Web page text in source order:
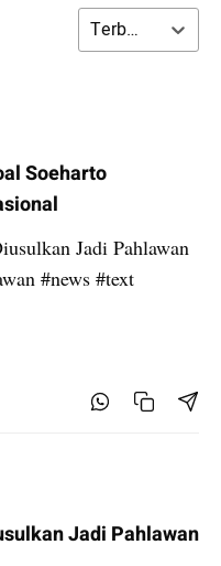
Terbaru
Soeharto
Jadi Pahlawan
#news #text
Jadi Pahlawan